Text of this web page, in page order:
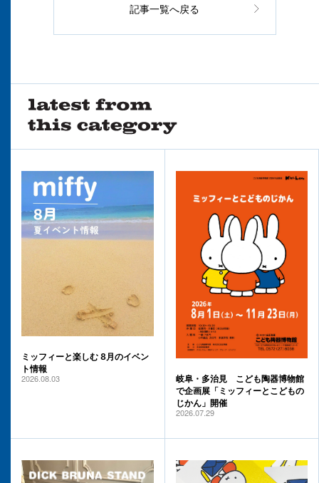
記事一覧へ戻る
ミッフィーと楽しむ 8月のイベン
ト情報
2026.08.03
岐阜・多治見 こども陶器博物館
で企画展「ミッフィーとこどもの
じかん」開催
2026.07.29